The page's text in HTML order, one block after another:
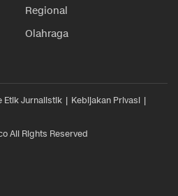
Regional
Olahraga
Etik Jurnalistik
Kebijakan Privasi
All Rights Reserved